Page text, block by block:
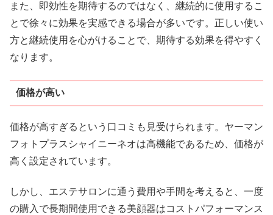
また、即効性を期待するのではなく、継続的に使用するこ
とで徐々に効果を実感できる場合が多いです。正しい使い
方と継続使用を心がけることで、期待する効果を得やすく
なります。
価格が高い
価格が高すぎるという口コミも見受けられます。ヤーマン
フォトプラスシャイニーネオは高機能であるため、価格が
高く設定されています。
しかし、エステサロンに通う費用や手間を考えると、一度
の購入で長期間使用できる美顔器はコストパフォーマンス